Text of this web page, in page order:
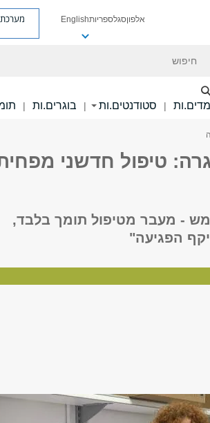
אלפוןסגלספריותEnglish מערכת
| סטודנטים.ות | בוגרים.ות |
טיפול חדשני
- מעבר מטיפול תומך בלבד,
הפגיעה"